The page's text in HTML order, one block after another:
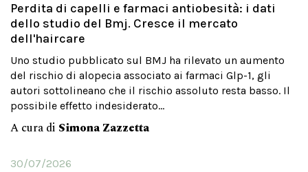
Perdita di capelli e farmaci antiobesità: i dati
dello studio del Bmj. Cresce il mercato
dell'haircare
Uno studio pubblicato sul BMJ ha rilevato un aumento
del rischio di alopecia associato ai farmaci Glp-1, gli
autori sottolineano che il rischio assoluto resta basso. Il
possibile effetto indesiderato...
A cura di Simona Zazzetta
30/07/2026